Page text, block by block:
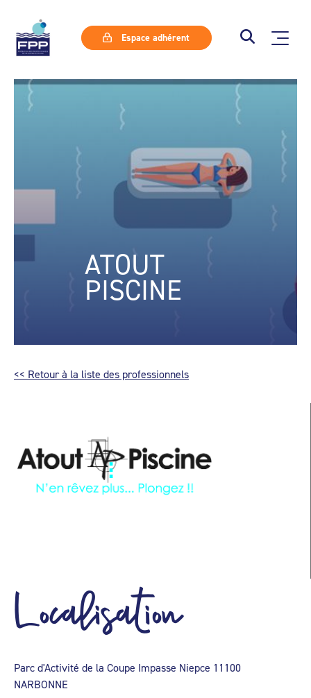
Espace adhérent
ATOUT
PISCINE
<< Retour à la liste des professionnels
Localisation
Parc d'Activité de la Coupe Impasse Niepce 11100
NARBONNE